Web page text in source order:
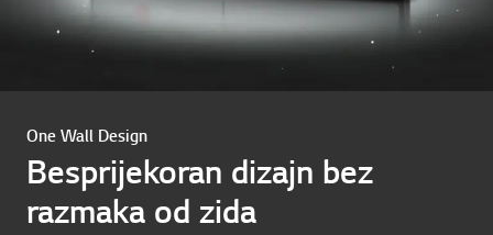
One Wall Design
Besprijekoran dizajn bez
razmaka od zida